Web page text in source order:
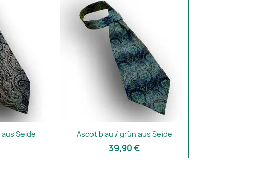
Seide Ascot blau / grün aus Seide
39,90 €